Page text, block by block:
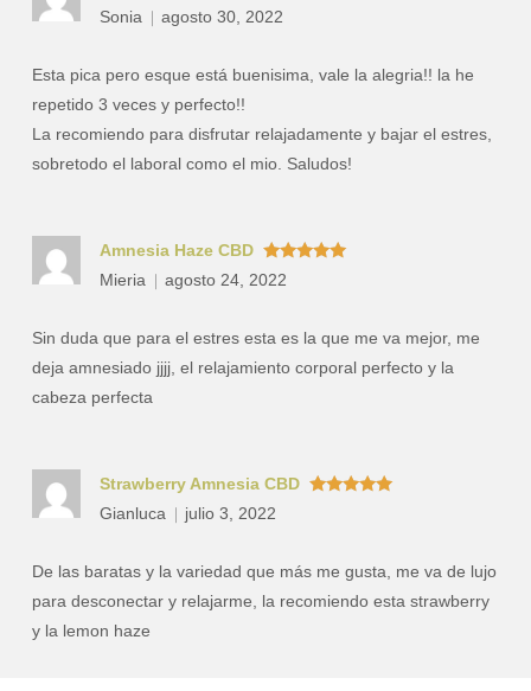
Valorado
con5de 5
Sonia
agosto 30, 2022
Esta pica pero esque está buenisima, vale la alegria!! la he
repetido 3 veces y perfecto!!
La recomiendo para disfrutar relajadamente y bajar el estres,
sobretodo el laboral como el mio. Saludos!
Valorado
con
Amnesia Haze CBD
Mieria
agosto 24, 2022
Sin duda que para el estres esta es la que me va mejor, me
deja amnesiado jjjj, el relajamiento corporal perfecto y la
cabeza perfecta
Strawberry Amnesia CBD
Gianluca
julio 3, 2022
De las baratas y la variedad que más me gusta, me va de lujo
para desconectar y relajarme, la recomiendo esta strawberry
y la lemon haze